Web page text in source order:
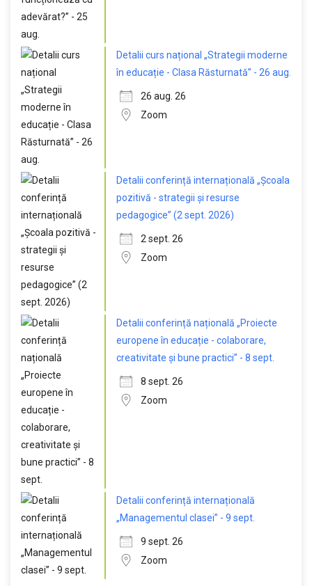
Detalii curs național „Strategii moderne
în educație - Clasa Răsturnată” - 26 aug.
26 aug. 26
Zoom
Detalii conferință internațională „Școala
pozitivă - strategii și resurse
pedagogice” (2 sept. 2026)
2 sept. 26
Zoom
Detalii conferință națională „Proiecte
europene în educație - colaborare,
creativitate și bune practici” - 8 sept.
8 sept. 26
Zoom
Detalii conferință internațională
„Managementul clasei” - 9 sept.
9 sept. 26
Zoom